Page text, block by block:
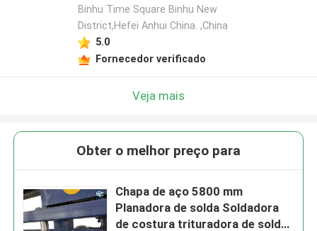
Binhu Time Square Binhu New
District,Hefei Anhui China. ,China
5.0
Fornecedor verificado
Veja mais
Obter o melhor preço para
Chapa de aço 5800 mm
Planadora de solda Soldadora
de costura trituradora de solda